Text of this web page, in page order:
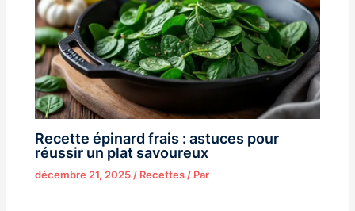
Recette épinard frais : astuces pour
réussir un plat savoureux
décembre 21, 2025 / Recettes / Par